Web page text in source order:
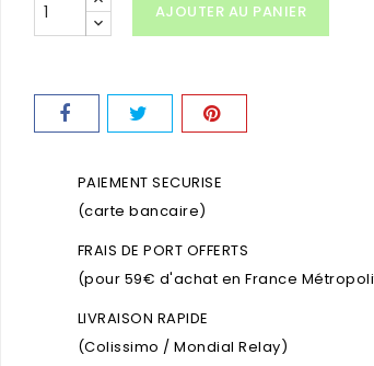
AJOUTER AU PANIER
PAIEMENT SECURISE
(carte bancaire)
FRAIS DE PORT OFFERTS
(pour 59€ d'achat en France
LIVRAISON RAPIDE
(Colissimo / Mondial Relay)